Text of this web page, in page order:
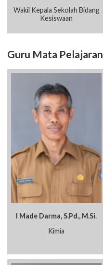
Wakil Kepala Sekolah Bidang
Kesiswaan
Guru Mata Pelajaran
I Made Darma, S.Pd., M.Si.
Kimia